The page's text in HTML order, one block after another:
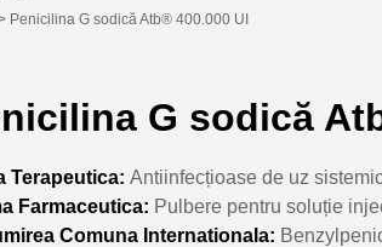
Penicilina G sodică Atb® 400.000 UI
G sodică
Terapeutica: Antiinfecțioase de uz
Farmaceutica: Pulbere pentru soluție
Comuna Internationala: